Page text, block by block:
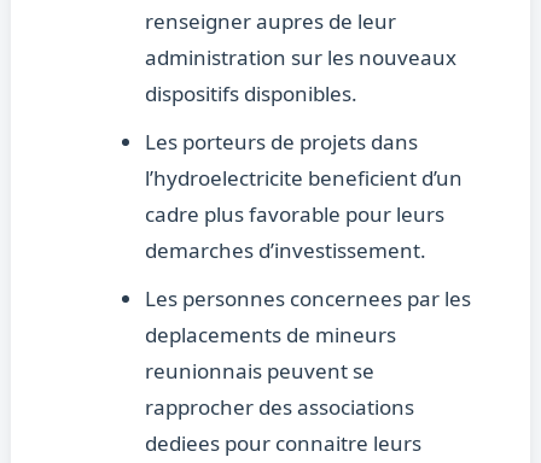
renseigner aupres de leur
administration sur les nouveaux
dispositifs disponibles.
Les porteurs de projets dans
l’hydroelectricite beneficient d’un
cadre plus favorable pour leurs
demarches d’investissement.
Les personnes concernees par les
deplacements de mineurs
reunionnais peuvent se
rapprocher des associations
dediees pour connaitre leurs